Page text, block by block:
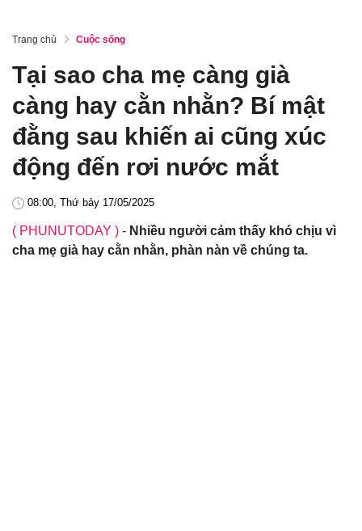
Trang chủ Cuộc sống
Tại sao cha mẹ càng già
càng hay cằn nhằn? Bí mật
đằng sau khiến ai cũng xúc
động đến rơi nước mắt
08:00, Thứ bảy 17/05/2025
( PHUNUTODAY ) - Nhiều người cảm thấy khó chịu vì
cha mẹ già hay cằn nhằn, phàn nàn về chúng ta.